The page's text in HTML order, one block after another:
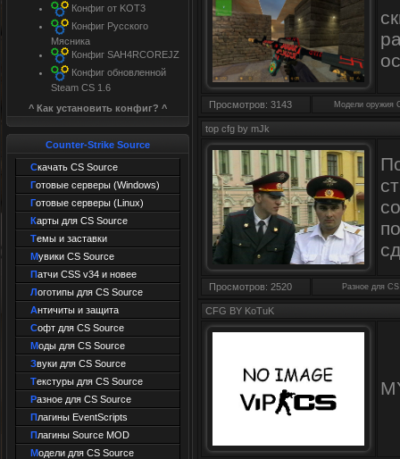
Конфиг от KOT3
Конфиг Русского
Мясника
Конфиг SAH4RCOREJZ
Конфиг обновленной
Steam CS 1.6
^ Как установить конфиг? ^
Counter-Strike Source
Скачать CS Source
Готовые серверы (Windows)
Готовые серверы (Linux)
Карты для CS Source
Темы и заставки
Мувики CS Source
Патчи CSS v34 и новее
Логотипы для CS Source
Античиты и защита
Софт для CS Source
Моды для CS Source
Звуки для CS Source
Текстуры для CS Source
Разное для CS Source
Плагины EventScripts
Плагины Source MOD
Модели для CS Source
Просмотров: 3143 Модели оружия
top cfg by mJk
Просмотров: 2520 Разное для
CFG BY KoTuK